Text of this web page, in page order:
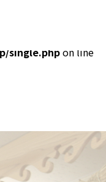
on value of type bool
public_html/
single.phpon line